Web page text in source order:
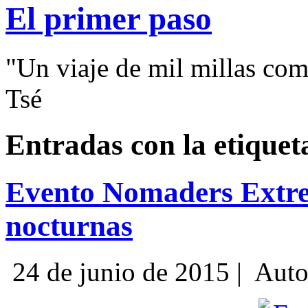
El primer paso
"Un viaje de mil millas
Tsé
Entradas con la
Evento Nomaders
nocturnas
24 de junio de 2015 |